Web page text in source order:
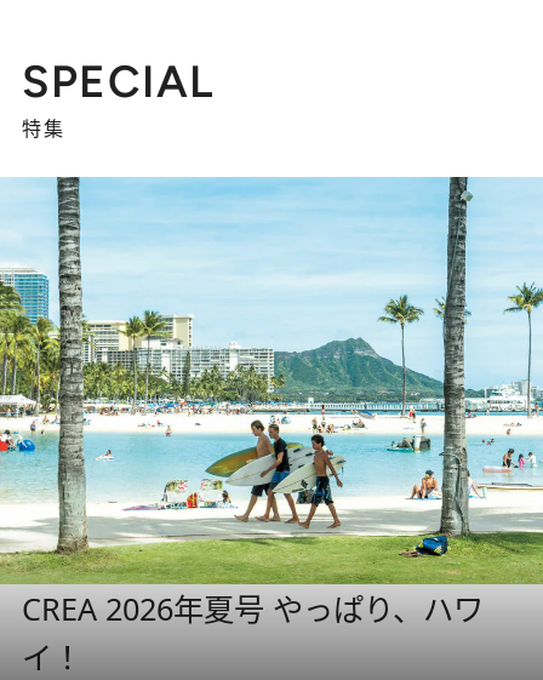
SPECIAL
特集
CREA 2026年夏号 やっぱり、ハワ
イ！